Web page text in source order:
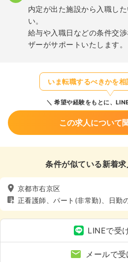
内定が出た施設から入職し
い。
給与や入職日などの条件交
ザーがサポートいたします。
いま転職するべきかを
希望や経験をもとに、
この求人について
条件が似ている新着
京都市右京区
正看護師、パート(非常勤)、日勤
LINEで受
メールで受